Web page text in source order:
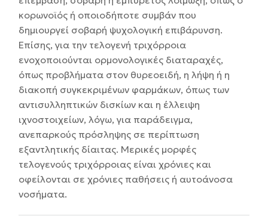
κορωνοϊός ή οποιοδήποτε συμβάν που
δημιουργεί σοβαρή ψυχολογική επιβάρυνση.
Επίσης, για την τελογενή τριχόρροια
ενοχοποιούνται ορμονολογικές διαταραχές,
όπως προβλήματα στον θυρεοειδή, η λήψη ή η
διακοπή συγκεκριμένων φαρμάκων, όπως των
αντισυλληπτικών δισκίων και η έλλειψη
ιχνοστοιχείων, λόγω, για παράδειγμα,
ανεπαρκούς πρόσληψης σε περίπτωση
εξαντλητικής δίαιτας. Μερικές μορφές
τελογενούς τριχόρροιας είναι χρόνιες και
οφείλονται σε χρόνιες παθήσεις ή αυτοάνοσα
νοσήματα.